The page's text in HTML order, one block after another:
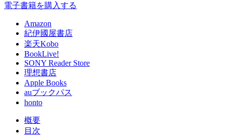
電子書籍を購入する
Amazon
紀伊國屋書店
楽天Kobo
BookLive!
SONY Reader Store
理想書店
Apple Books
auブックパス
honto
概要
目次